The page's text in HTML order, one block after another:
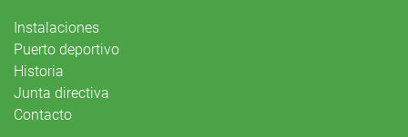
Instalaciones
Puerto deportivo
Historia
Junta directiva
Contacto